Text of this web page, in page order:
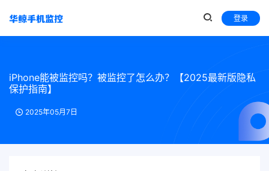
登录
iPhone能被监控吗？被监控了怎么办？【2025最新版隐私
保护指南】
2025年05月7日